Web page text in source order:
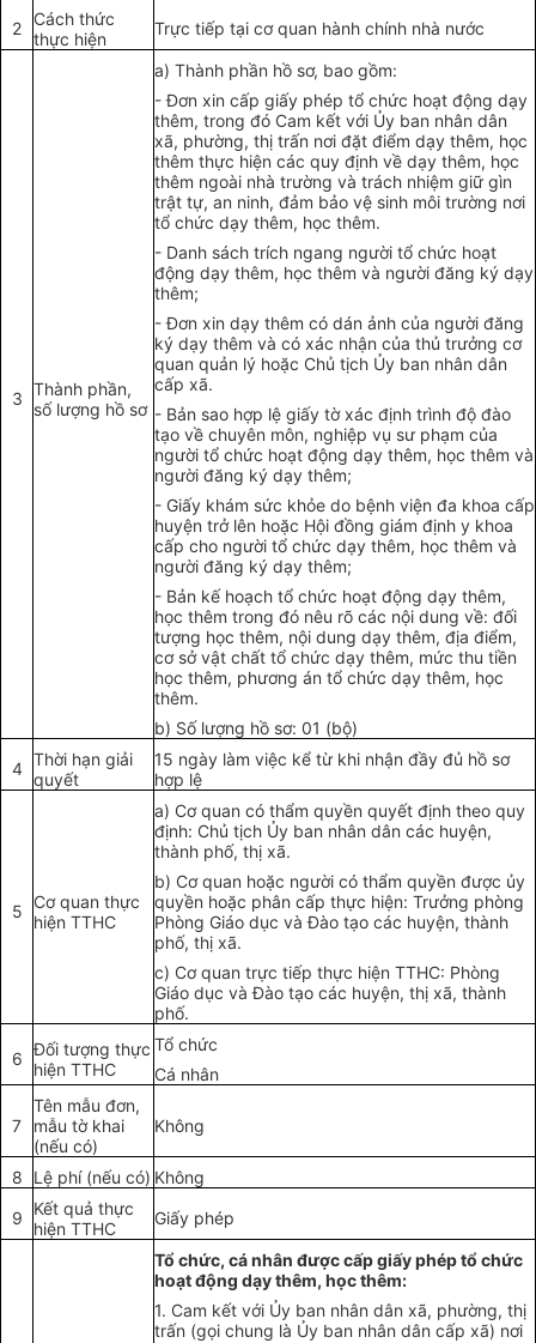
2
Cách thức
thực hiện
Trực tiếp tại cơquan hành chính nhà nước
3 Thành phần,
số lượng hồ sơ
a) Thành phần hồ sơ, bao gồm:
-Đơn xin cấp giấy phép tổ chức hoạt động dạy
thêm, trong đó Cam kết với Ủy ban nhân dân
xã, phường, thị trấn nơi đặt điểm dạy thêm, học
thêm thực hiện các quy định về dạy thêm, học
thêm ngoài nhà trường và trách nhiệm giữ gìn
trật tự, an ninh, đảm bảo vệ sinh môi trường nơi
tổ chức dạy thêm, học thêm.
- Danh sách trích ngang người tổ chức hoạt
động dạy thêm, học thêm và người đăng ký dạy
thêm;
-Đơn xin dạy thêm có dán ảnh của người đăng
ký dạy thêm và có xác nhận của thủ trưởng cơ
quan quản lý hoặc Chủ tịch Ủy ban nhân dân
cấp xã.
- Bản sao hợp lệ giấy tờ xác định trình độ đào
tạo về chuyên môn, nghiệp vụ sư phạm của
người tổ chức hoạt động dạy thêm, học thêm và
người đăng ký dạy thêm;
- Giấy khám sức khỏe do bệnh viện đa khoa cấp
huyện trở lên hoặc Hội đồng giám định y khoa
cấp cho người tổ chức dạy thêm, học thêm và
người đăng ký dạy thêm;
- Bản kế hoạch tổ chức hoạt động dạy thêm,
học thêm trong đó nêu rõ các nội dung về: đối
tượng học thêm, nội dung dạy thêm, địa điểm,
cơ sở vật chất tổ chức dạy thêm, mức thu tiền
học thêm, phương án tổ chức dạy thêm, học
thêm.
b) Số lượng hồ sơ: 01 (bộ)
4 Thời hạn giải
quyết
15 ngày làm việc kể từ khi nhận đầy đủ hồ sơ
hợp lệ
5
Cơ quan thực
hiện TTHC
a) Cơ quan có thẩm quyền quyết định theo quy
định: Chủ tịch Ủy ban nhân dân các huyện,
thành phố, thị xã.
b) Cơ quan hoặc người có thẩm quyền được ủy
quyền hoặc phân cấp thực hiện: Trưởng phòng
Phòng Giáo dục và Đào tạo các huyện, thành
phố, thị xã.
c) Cơ quan trực tiếp thực hiện TTHC: Phòng
Giáo dục và Đào tạo các huyện, thị xã, thành
phố.
6 Đối tượng thực
hiện TTHC
Tổ chức
Cá nhân
7
Tên mẫu đơn,
mẫu tờ khai
(nếu có)
Không
8 Lệ phí (nếu có) Không
9
Kết quả thực
hiện TTHC
Giấy phép
Tổ chức, cá nhân được cấp giấy phép tổ chức
hoạt động dạy thêm, học thêm:
1. Cam kết với Ủy ban nhân dân xã, phường, thị
trấn (gọi chung là Ủy ban nhân dân cấp xã) nơi